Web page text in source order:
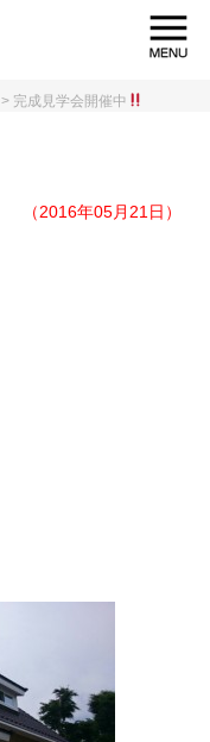
> 完成見学会開催中
（2016年05月21日）